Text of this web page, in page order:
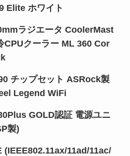
Elite ホワイト
ラジエータ CoolerMast
CPUクーラー ML 360 Cor
チップセット ASRock製
Legend WiFi
GOLD認証 電源ユニ
製)
(IEEE802.11ax/11ad/11ac/